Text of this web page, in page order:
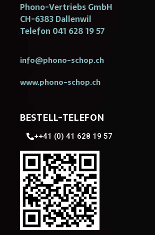
Phono-Vertriebs GmbH
CH-6383 Dallenwil
Telefon 041 628 19 57
info@phono-schop.ch
www.phono-schop.ch
BESTELL-TELEFON
++41 (0) 41 628 19 57